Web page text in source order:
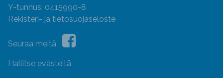
Y-tunnus: 0415990-8
Rekisteri- ja tietosuojaseloste
Seuraa meitä
Hallitse evästeitä